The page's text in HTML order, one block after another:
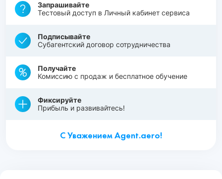
Запрашивайте
Тестовый доступ в Личный кабинет сервиса
Подписывайте
Субагентский договор сотрудничества
Получайте
Комиссию с продаж и бесплатное обучение
Фиксируйте
Прибыль и развивайтесь!
С Уважением Agent.aero!